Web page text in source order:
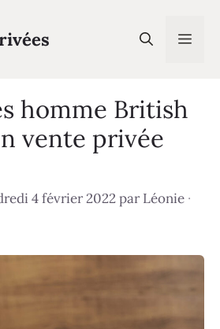
homme British
vente privée
4 février 2022parLéonie ·